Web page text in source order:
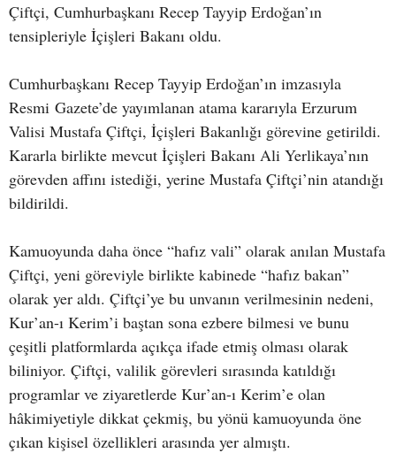
Çiftçi, Cumhurbaşkanı Recep Tayyip Erdoğan’ın
tensipleriyle İçişleri Bakanı oldu.
Cumhurbaşkanı Recep Tayyip Erdoğan’ın imzasıyla
Resmi Gazete’de yayımlanan atama kararıyla Erzurum
Valisi Mustafa Çiftçi, İçişleri Bakanlığı görevine getirildi.
Kararla birlikte mevcut İçişleri Bakanı Ali Yerlikaya’nın
görevden affını istediği, yerine Mustafa Çiftçi’nin atandığı
bildirildi.
Kamuoyunda daha önce “hafız vali” olarak anılan Mustafa
Çiftçi, yeni göreviyle birlikte kabinede “hafız bakan”
olarak yer aldı. Çiftçi’ye bu unvanın verilmesinin nedeni,
Kur’an-ı Kerim’i baştan sona ezbere bilmesi ve bunu
çeşitli platformlarda açıkça ifade etmiş olması olarak
biliniyor. Çiftçi, valilik görevleri sırasında katıldığı
programlar ve ziyaretlerde Kur’an-ı Kerim’e olan
hâkimiyetiyle dikkat çekmiş, bu yönü kamuoyunda öne
çıkan kişisel özellikleri arasında yer almıştı.